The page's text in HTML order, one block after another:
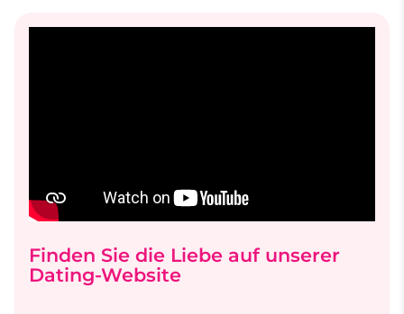
Finden Sie die Liebe auf unserer
Dating-Website